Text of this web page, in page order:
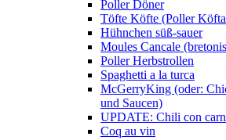
Poller Döner
Töfte Köfte (Poller
Hühnchen süß-sauer
Moules Cancale
Poller Herbstrollen
Spaghetti a la turca
McGerryKing (oder:
und Saucen)
UPDATE: Chili con
Coq au vin